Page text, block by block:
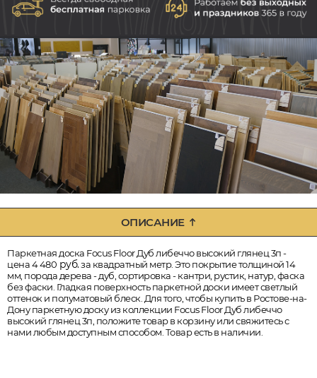
ОПИСАНИЕ
Паркетная доска Focus Floor Дуб либеччо высокий глянец 3п -
цена 4 480 руб.за квадратный метр. Это покрытие толщиной 14
мм, порода дерева - дуб, сортировка - кантри, рустик, натур, фаска
без фаски. Гладкая поверхность паркетной доски имеет светлый
оттенок и полуматовый блеск. Для того, чтобы купить в Ростове-на-
Дону паркетную доску из коллекции Focus Floor Дуб либеччо
высокий глянец 3п, положите товар в корзину или свяжитесь с
нами любым доступным способом. Товар есть в наличии.